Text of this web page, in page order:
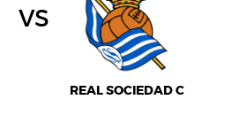
vs
REAL SOCIEDAD C